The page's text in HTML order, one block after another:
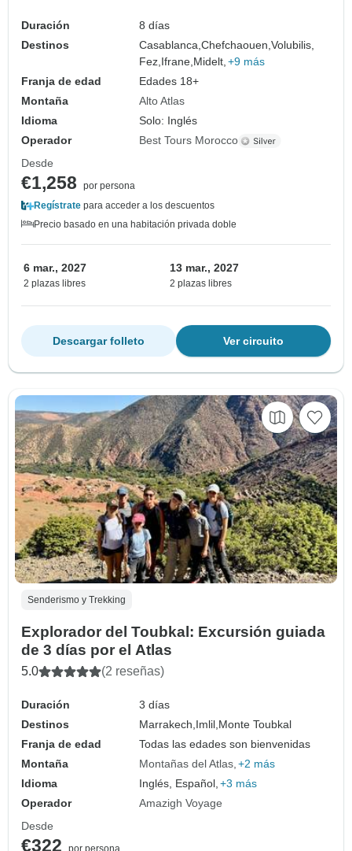
Duración
8 días
Destinos
Casablanca,Chefchaouen,Volubilis,
Fez, Ifrane, Midelt, +9 más
Franja de edad
Edades 18+
Montaña
Alto Atlas
Idioma
Solo: Inglés
Operador
Best Tours Morocco
Desde
€1,258
por persona
Regístrate para acceder a los descuentos
Precio basado en una habitación privada doble
6 mar., 2027
2 plazas libres
13 mar., 2027
2 plazas libres
Ver circuito
Descargar folleto
Senderismo y Trekking
Explorador del Toubkal: Excursión guiada
de 3 días por el Atlas
5.0 (2 reseñas)
Duración
3 días
Destinos
Marrakech,Imlil,Monte Toubkal
Franja de edad
Todas las edades son bienvenidas
Montaña
Montañas del Atlas +2 más
Idioma
Inglés, Español, +3 más
Operador
Amazigh Voyage
Desde
€322